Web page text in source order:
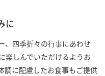
に
、四季折々の行事にあわせ
楽しんでいただけるようお
調に配慮したお食事もご提供